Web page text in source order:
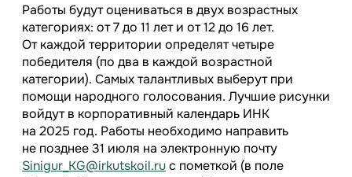
Работы будут оцениваться в двух возрастных
категориях: от 7 до 11 лет и от 12 до 16 лет.
От каждой территории определят четыре
победителя (по два в каждой возрастной
категории). Самых талантливых выберут при
помощи народного голосования. Лучшие рисунки
войдут в корпоративный календарь ИНК
на 2025 год. Работы необходимо направить
не позднее 31 июля на электронную почту
Sinigur_KG@irkutskoil.ruс пометкой (в поле